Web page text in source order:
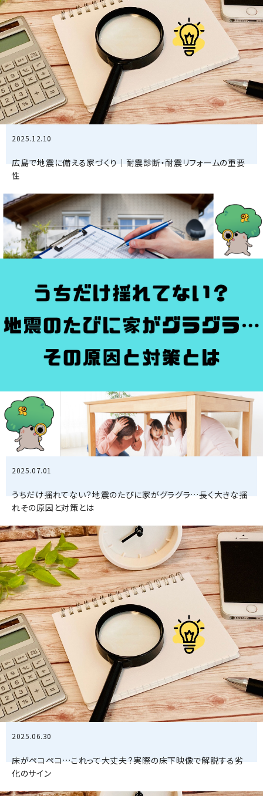
2025.12.10
広島で地震に備える家づくり｜耐震診断・耐震リフォームの重要
性
2025.07.01
うちだけ揺れてない？地震のたびに家がグラグラ…長く大きな揺
れその原因と対策とは
2025.06.30
床がペコペコ…これって大丈夫？実際の床下映像で解説する劣
化のサイン